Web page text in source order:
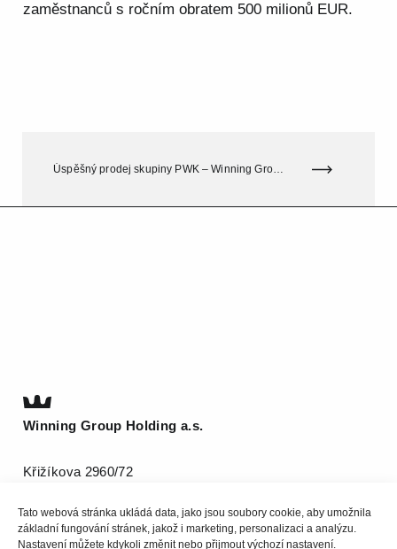
Tato webová stránka ukládá data, jako jsou soubory cookie, aby umožnila
základní fungování stránek, jakož i marketing, personalizaci a analýzu.
Nastavení můžete kdykoli změnit nebo přijmout výchozí nastavení.
zaměstnanců s ročním obratem 500 milionů EUR.
Úspěšný prodej skupiny PWK – Winning Group přebírá dodavatele pro automobilový průmysl z Krefeldu a Saska.
Winning Group Holding a.s.
Křižíkova 2960/72
T(+420) 511 185 800
info@be-winning.com